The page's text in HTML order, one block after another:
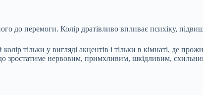
до перемоги. Колір дратівливо впливає психіку,
тільки у вигляді акцентів і тільки в кімнаті, де
зростатиме нервовим, примхливим, шкідливим,